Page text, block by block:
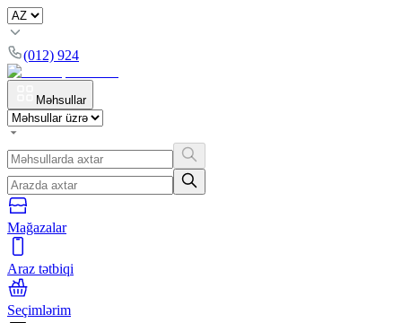
(012) 924
Məhsullar
Mağazalar
Araz tətbiqi
Seçimlərim